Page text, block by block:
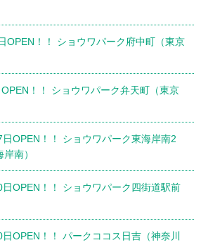
！！ ショウワパーク府中町（東京
！！ ショウワパーク弁天町（東京
OPEN！！ ショウワパーク東海岸南2
南）
OPEN！！ ショウワパーク四街道駅前
OPEN！！ パークココス日吉（神奈川